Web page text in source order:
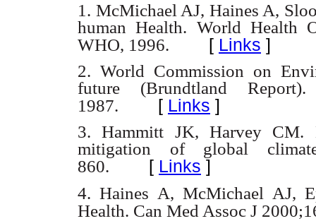
1. McMichael AJ, Haines A,
human Health. World Health
WHO, 1996. [ Links ]
2. World Commission on
future (Brundtland
1987. [ Links ]
3. Hammitt JK, Harvey CM.
mitigation of global
860. [ Links ]
4. Haines A, McMichael AJ,
Health. Can Med Assoc J